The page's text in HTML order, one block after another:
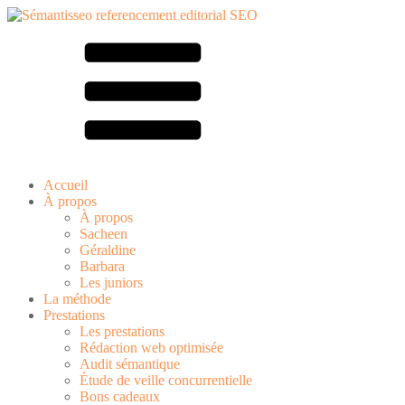
Accueil
À propos
À propos
Sacheen
Géraldine
Barbara
Les juniors
La méthode
Prestations
Les prestations
Rédaction web optimisée
Audit sémantique
Étude de veille concurrentielle
Bons cadeaux